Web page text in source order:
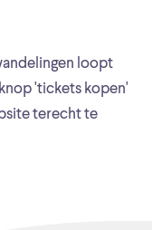
loopt
'tickets kopen'
terecht te